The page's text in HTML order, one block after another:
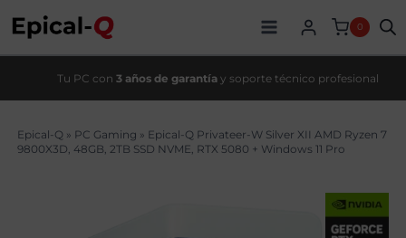
contenido
0
Tu PC con 3 años de garantía y soporte técnico profesional
Epical-Q » PC Gaming » Epical-Q Privateer-W Silver XII AMD Ryzen 7
9800X3D, 48GB, 2TB SSD NVME, RTX 5080 + Windows 11 Pro